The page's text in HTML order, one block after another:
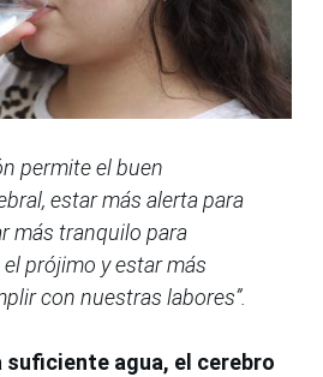
permite el buen
estar más alerta para
más tranquilo para
prójimo y estar más
con nuestras labores”.
suficiente agua, el cerebro